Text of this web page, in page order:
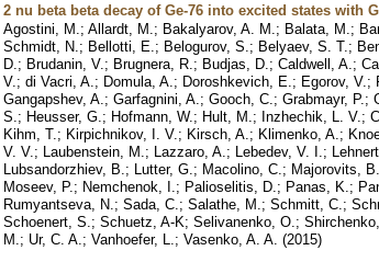
2 nu beta beta decay of Ge-76 into excited states with
Agostini, M. ; Allardt, M. ; Bakalyarov, A. M. ; Balata, M. ;
Schmidt, N. ; Bellotti, E. ; Belogurov, S. ; Belyaev, S. T. ;
D. ; Brudanin, V. ; Brugnera, R. ; Budjas, D. ; Caldwell, A. ;
V. ; di Vacri, A. ; Domula, A. ; Doroshkevich, E. ; Egorov, V. ;
Gangapshev, A. ; Garfagnini, A. ; Gooch, C. ; Grabmayr, P. ;
S. ; Heusser, G. ; Hofmann, W. ; Hult, M. ; Inzhechik, L. V. ;
Kihm, T. ; Kirpichnikov, I. V. ; Kirsch, A. ; Klimenko, A. ;
V. V. ; Laubenstein, M. ; Lazzaro, A. ; Lebedev, V. I. ;
Lubsandorzhiev, B. ; Lutter, G. ; Macolino, C. ; Majorovits, B.
Moseev, P. ; Nemchenok, I. ; Palioselitis, D. ; Panas, K. ;
Rumyantseva, N. ; Sada, C. ; Salathe, M. ; Schmitt, C. ;
Schoenert, S. ; Schuetz, A-K; Selivanenko, O. ;
M. ; Ur, C. A. ; Vanhoefer, L. ; Vasenko, A. A. (2015)